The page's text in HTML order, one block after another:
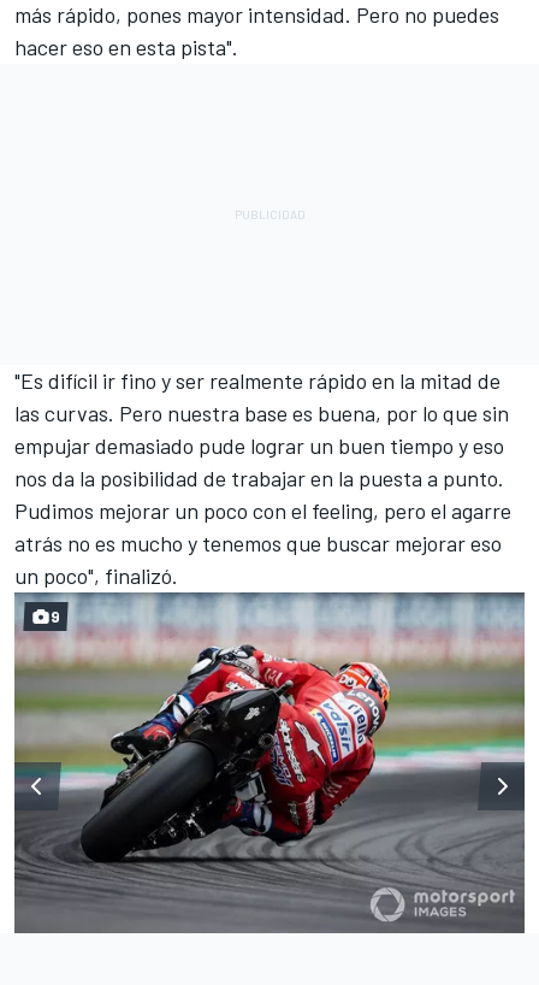
más rápido, pones mayor intensidad. Pero no puedes
hacer eso en esta pista".
"Es difícil ir fino y ser realmente rápido en la mitad de
las curvas. Pero nuestra base es buena, por lo que sin
empujar demasiado pude lograr un buen tiempo y eso
nos da la posibilidad de trabajar en la puesta a punto.
Pudimos mejorar un poco con el feeling, pero el agarre
atrás no es mucho y tenemos que buscar mejorar eso
un poco", finalizó.
9